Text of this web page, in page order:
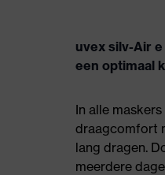
uvex silv-Air
een optimaal
In alle
draagcomfort
lang dragen.
meerdere